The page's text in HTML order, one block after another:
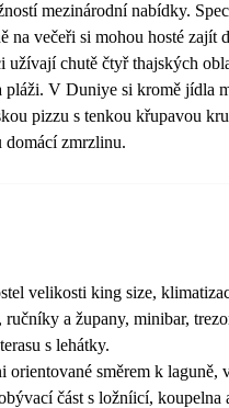
mezinárodní nabídky.
večeři si mohou hosté zajít
užívají chutě čtyř thajských
V Duniye si kromě jídla
pizzu s tenkou křupavou
domácí zmrzlinu.
velikosti king size,
a župany, minibar,
s lehátky.
směrem k laguně,
část s ložníicí,